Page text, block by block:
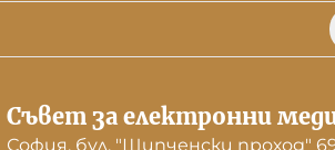
Съвет за електронни
София, бул. "Шипченски проход"